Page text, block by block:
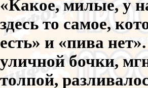
«Какое, милые, у
здесь то самое,
есть» и «пива
уличной бочки,
толпой,